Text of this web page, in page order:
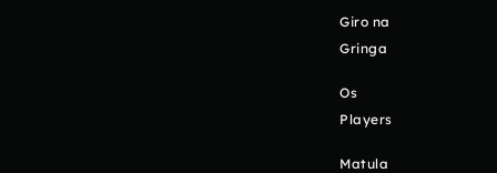
Giro na
Gringa
Os
Players
Matula